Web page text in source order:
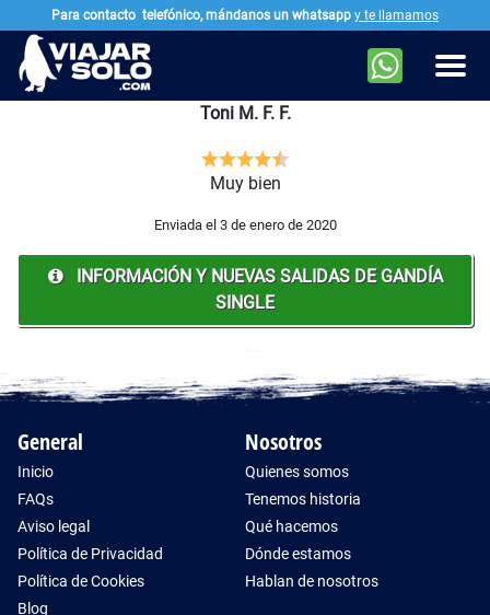
Ir al contenido principal
Toni M. F. F.
Muy bien
Enviada el 3 de enero de 2020
INFORMACIÓN Y NUEVAS SALIDAS DE GANDÍA
SINGLE
General
Inicio
FAQs
Aviso legal
Política de Privacidad
Política de Cookies
Blog
Nosotros
Quienes somos
Tenemos historia
Qué hacemos
Dónde estamos
Hablan de nosotros
Para contacto telefónico, mándanos un whatsapp y te llamamos